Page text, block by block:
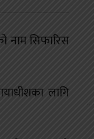
नाम सिफारिस
लागि